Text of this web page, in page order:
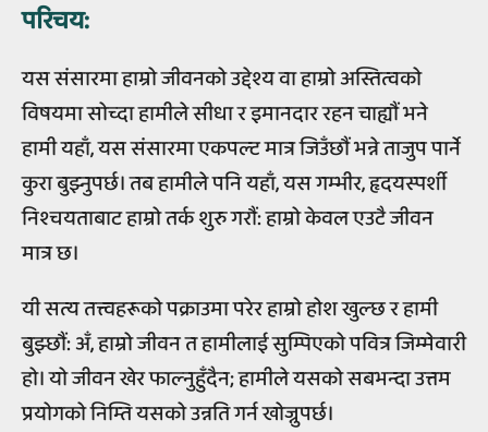
परिचय:
यस संसारमा हाम्रो जीवनको उद्देश्य वा हाम्रो अस्तित्वको
विषयमा सोच्दा हामीले सीधा र इमानदार रहन चाह्यौं भने
हामी यहाँ, यस संसारमा एकपल्ट मात्र जिउँछौं भन्ने ताजुप पार्ने
कुरा बुझ्नुपर्छ। तब हामीले पनि यहाँ, यस गम्भीर, हृदयस्पर्शी
निश्चयताबाट हाम्रो तर्क शुरु गरौं: हाम्रो केवल एउटै जीवन
मात्र छ।
यी सत्य तत्त्वहरूको पक्राउमा परेर हाम्रो होश खुल्छ र हामी
बुझ्छौं: अँ, हाम्रो जीवन त हामीलाई सुम्पिएको पवित्र जिम्मेवारी
हो। यो जीवन खेर फाल्नुहुँदैन; हामीले यसको सबभन्दा उत्तम
प्रयोगको निम्ति यसको उन्नति गर्न खोज्नुपर्छ।